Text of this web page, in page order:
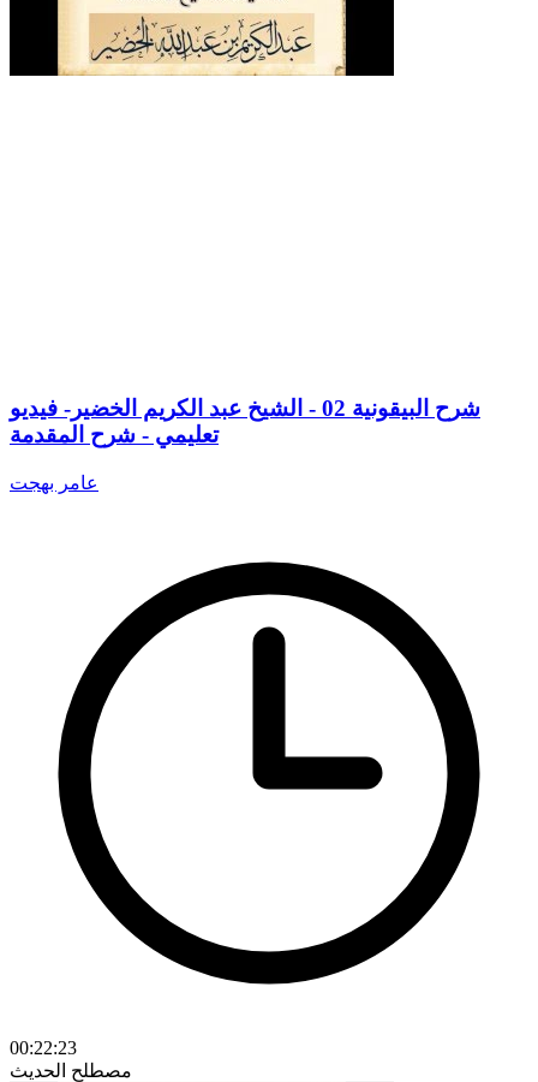
شرح البيقونية 02 - الشيخ عبد الكريم الخضير- فيديو
تعليمي - شرح المقدمة
عامر بهجت
00:22:23
مصطلح الحديث